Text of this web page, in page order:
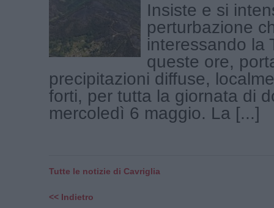
Insiste e si
perturbazione
interessando la
queste ore,
precipitazioni diffuse,
forti, per tutta la giornata di
mercoledì 6 maggio. La [...]
Tutte le notizie di Cavriglia
<< Indietro